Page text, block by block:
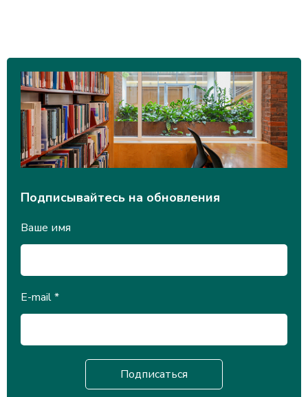
Подписывайтесь на обновления
Ваше имя
E-mail*